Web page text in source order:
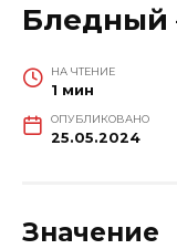
Бледный
НА ЧТЕНИЕ
1 мин
ОПУБЛИКОВАНО
25.05.2024
Значение